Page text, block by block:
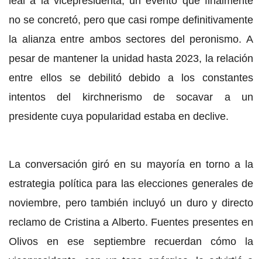
no se concretó, pero que casi rompe definitivamente
la alianza entre ambos sectores del peronismo. A
pesar de mantener la unidad hasta 2023, la relación
entre ellos se debilitó debido a los constantes
intentos del kirchnerismo de socavar a un
presidente cuya popularidad estaba en declive.
La conversación giró en su mayoría en torno a la
estrategia política para las elecciones generales de
noviembre, pero también incluyó un duro y directo
reclamo de Cristina a Alberto. Fuentes presentes en
Olivos en ese septiembre recuerdan cómo la